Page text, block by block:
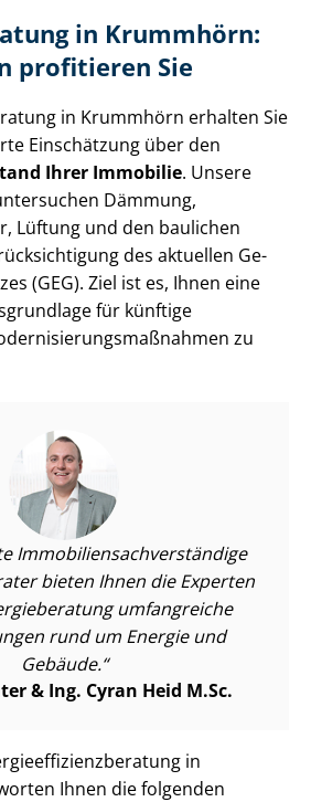
in Krummhörn:
profitieren Sie
in Krummhörn erhalten Sie
Einschätzung über den
Ihrer Immobilie. Unsere
Dämmung,
Lüftung und den baulichen
des aktuellen Ge­
(GEG). Ziel ist es, Ihnen eine
für künftige
zu
Im­mo­bi­li­en­sach­ver­stän­di­ge
bieten Ihnen die Experten
umfangreiche
rund um Energie und
Gebäude.
& Ing. Cyran Heid M.Sc.
in
Ihnen die folgenden